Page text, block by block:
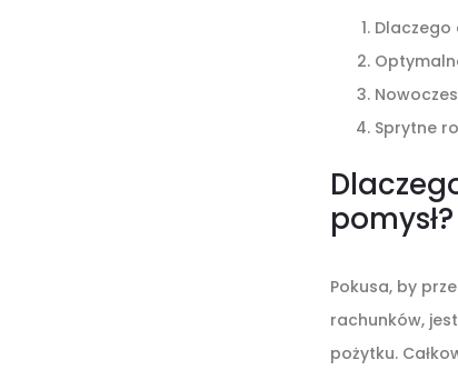
Dlaczego
Sprytne
pomysł?
Pokusa, by
rachunków,
pożytku.